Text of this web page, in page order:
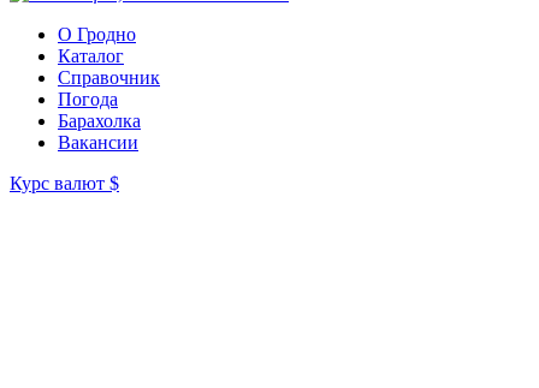
О Гродно
Каталог
Справочник
Погода
Барахолка
Вакансии
Курс валют $